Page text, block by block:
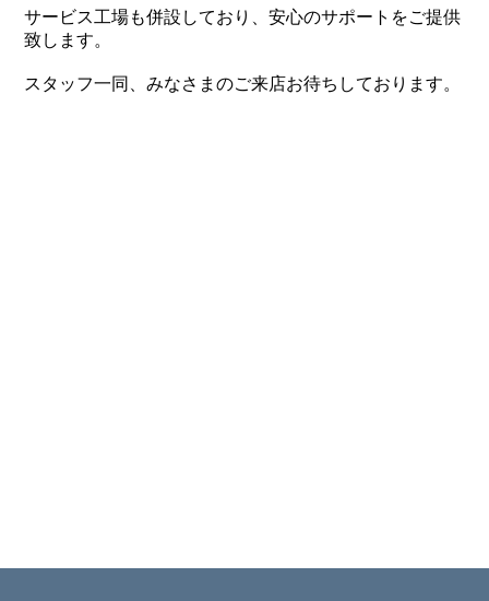
サービス工場も併設しており、安心のサポートをご提供
致します。
スタッフ一同、みなさまのご来店お待ちしております。